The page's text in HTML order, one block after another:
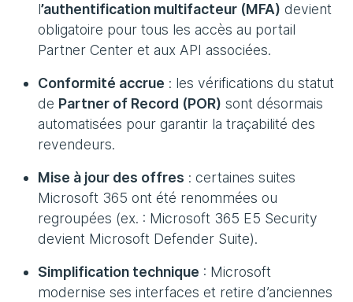
l’authentification multifacteur (MFA) devient
obligatoire pour tous les accès au portail
Partner Center et aux API associées.
Conformité accrue : les vérifications du statut
de Partner of Record (POR) sont désormais
automatisées pour garantir la traçabilité des
revendeurs.
Mise à jour des offres : certaines suites
Microsoft 365 ont été renommées ou
regroupées (ex. : Microsoft 365 E5 Security
devient Microsoft Defender Suite).
Simplification technique : Microsoft
modernise ses interfaces et retire d’anciennes